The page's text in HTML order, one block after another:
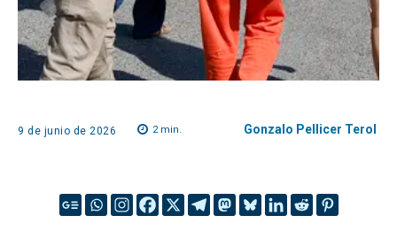
9 de junio de 2026 2min. Gonzalo Pellicer Terol